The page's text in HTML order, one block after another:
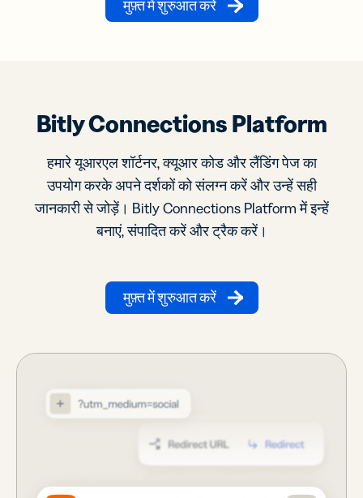
मुफ़्त में शुरुआत करें
Bitly Connections Platform
हमारे यूआरएल शॉर्टनर, क्यूआर कोड और लैंडिंग पेज का
उपयोग करके अपने दर्शकों को संलग्न करें और उन्हें सही
जानकारी से जोड़ें। Bitly Connections Platform में इन्हें
बनाएं, संपादित करें और ट्रैक करें।
मुफ़्त में शुरुआत करें